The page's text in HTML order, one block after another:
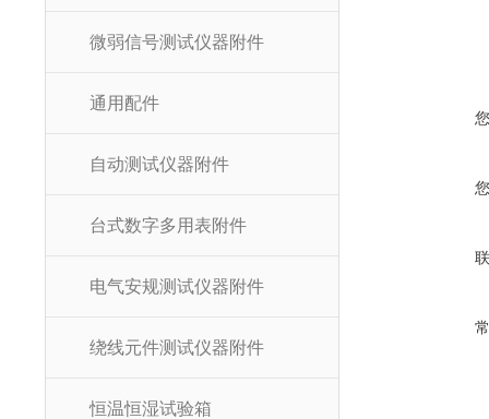
微弱信号测试仪器附件
通用配件
自动测试仪器附件
台式数字多用表附件
电气安规测试仪器附件
绕线元件测试仪器附件
恒温恒湿试验箱